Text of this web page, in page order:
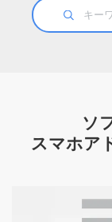
ソ
スマホア